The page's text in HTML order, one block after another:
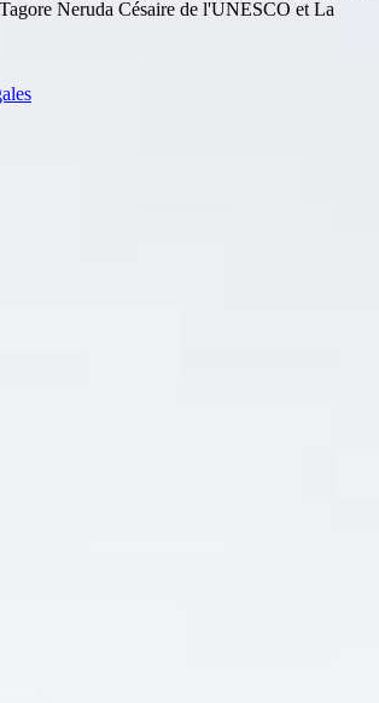
Neruda Césaire de l'UNESCO et La